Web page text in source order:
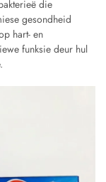
die
gesondheid
hart- en
funksie deur hul